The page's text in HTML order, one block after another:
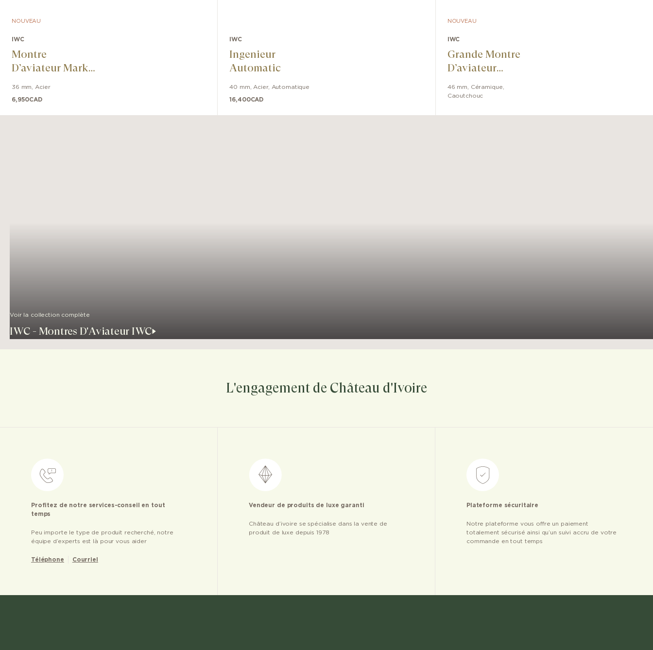
NOUVEAU
IWC
Montre
D’aviateur Mark
Prince
36 mm Acier
6,950CAD
IWC
Ingenieur
Automatic
40 mm Acier, Automatique
16,400CAD
NOUVEAU
IWC
Grande Montre
D’aviateur
Calendrier
Perpétuel
46 mm Céramique
Caoutchouc
Voir la collection complète
IWC - Montres D'Aviateur IWC
L'engagement de Château d'Ivoire
Profitez de notre services-conseil en tout
temps
Peu importe le type de produit recherché, notre
équipe d’experts est là pour vous aider
Téléphone Courriel
Vendeur de produits de luxe garanti
Château d’ivoire se spécialise dans la vente de
produit de luxe depuis 1978
Plateforme sécuritaire
Notre plateforme vous offre un paiement
totalement sécurisé ainsi qu’un suivi accru de votre
commande en tout temps